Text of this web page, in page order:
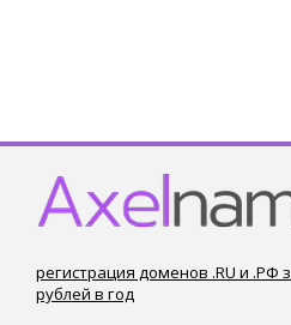
регистрация доменов .RU и .РФ
рублей в год